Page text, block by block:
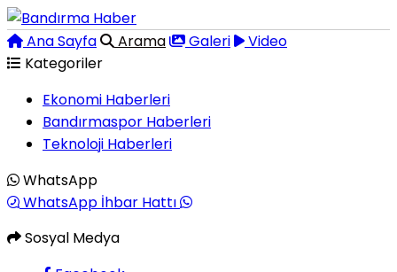
Ana Sayfa Arama Galeri
Video
Kategoriler
Ekonomi Haberleri
Bandırmaspor Haberleri
Teknoloji Haberleri
WhatsApp
WhatsApp İhbar Hattı
Sosyal Medya